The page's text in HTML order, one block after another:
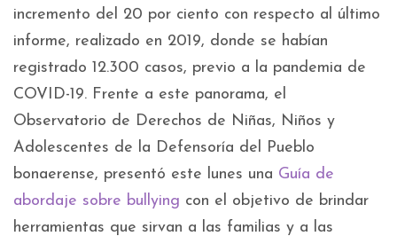
incremento del 20 por ciento con respecto al último
informe, realizado en 2019, donde se habían
registrado 12.300 casos, previo a la pandemia de
COVID-19. Frente a este panorama, el
Observatorio de Derechos de Niñas, Niños y
Adolescentes de la Defensoría del Pueblo
bonaerense, presentó este lunes una Guía de
abordaje sobre bullying con el objetivo de brindar
herramientas que sirvan a las familias y a las